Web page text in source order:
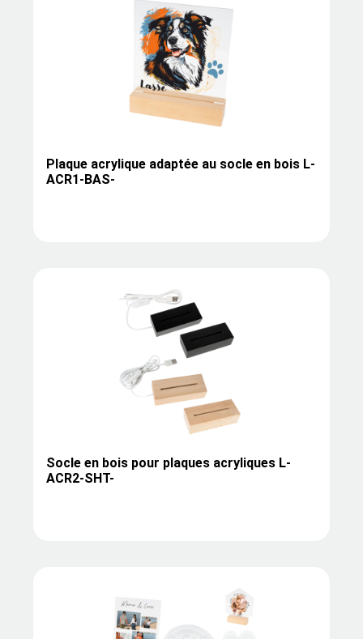
Plaque acrylique adaptée au socle en bois L-
ACR1-BAS-
Socle en bois pour plaques acryliques L-
ACR2-SHT-